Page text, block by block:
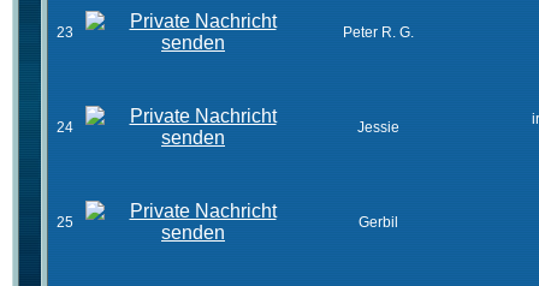
23 Peter R. G.
24 Jessie
25 Gerbil